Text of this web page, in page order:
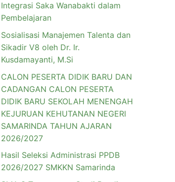
Integrasi Saka Wanabakti dalam
Pembelajaran
Sosialisasi Manajemen Talenta dan
Sikadir V8 oleh Dr. Ir.
Kusdamayanti, M.Si
CALON PESERTA DIDIK BARU DAN
CADANGAN CALON PESERTA
DIDIK BARU SEKOLAH MENENGAH
KEJURUAN KEHUTANAN NEGERI
SAMARINDA TAHUN AJARAN
2026/2027
Hasil Seleksi Administrasi PPDB
2026/2027 SMKKN Samarinda